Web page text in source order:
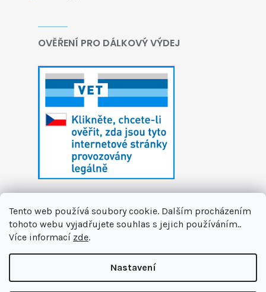
Tento web používá soubory cookie. Dalším procházením
tohoto webu vyjadřujete souhlas s jejich používáním..
Více informací zde.
Nastavení
OVĚŘENÍ PRO DÁLKOVÝ VÝDEJ
Copyright 2026První zvířecí lékárna. Všechna